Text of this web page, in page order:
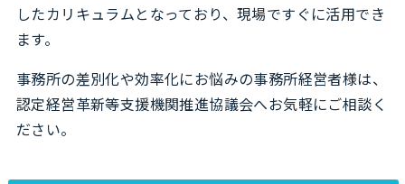
したカリキュラムとなっており、現場ですぐに活用でき
ます。
事務所の差別化や効率化にお悩みの事務所経営者様は、
認定経営革新等支援機関推進協議会へお気軽にご相談く
ださい。